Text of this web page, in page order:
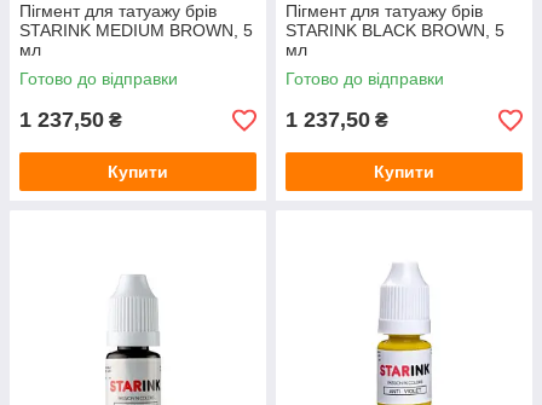
Пігмент для татуажу брів
STARINK MEDIUM BROWN, 5
мл
Готово до відправки
1 237,50 ₴
Купити
Пігмент для татуажу брів
STARINK BLACK BROWN, 5
мл
Готово до відправки
1 237,50 ₴
Купити